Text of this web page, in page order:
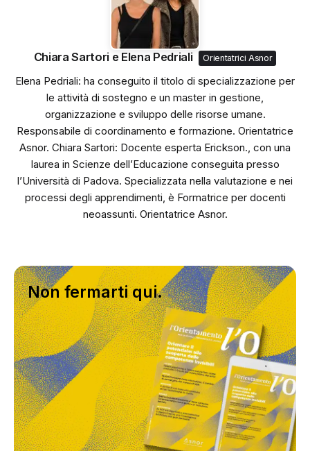
Chiara Sartori e Elena Pedriali Orientatrici Asnor
Elena Pedriali: ha conseguito il titolo di specializzazione per
le attività di sostegno e un master in gestione,
organizzazione e sviluppo delle risorse umane.
Responsabile di coordinamento e formazione. Orientatrice
Asnor. Chiara Sartori: Docente esperta Erickson., con una
laurea in Scienze dell’Educazione conseguita presso
l’Università di Padova. Specializzata nella valutazione e nei
processi degli apprendimenti, è Formatrice per docenti
neoassunti. Orientatrice Asnor.
Non fermarti qui.